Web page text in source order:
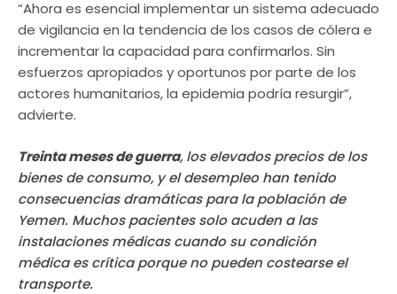
“Ahora es esencial implementar un sistema adecuado
de vigilancia en la tendencia de los casos de cólera e
incrementar la capacidad para confirmarlos. Sin
esfuerzos apropiados y oportunos por parte de los
actores humanitarios, la epidemia podría resurgir”,
advierte.
Treinta meses de guerra, los elevados precios de los
bienes de consumo, y el desempleo han tenido
consecuencias dramáticas para la población de
Yemen. Muchos pacientes solo acuden a las
instalaciones médicas cuando su condición
médica es crítica porque no pueden costearse el
transporte.